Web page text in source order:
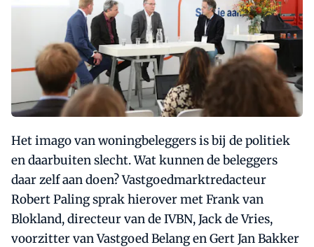
Het imago van woningbeleggers is bij de politiek
en daarbuiten slecht. Wat kunnen de beleggers
daar zelf aan doen? Vastgoedmarktredacteur
Robert Paling sprak hierover met Frank van
Blokland, directeur van de IVBN, Jack de Vries,
voorzitter van Vastgoed Belang en Gert Jan Bakker